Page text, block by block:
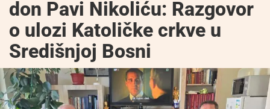
don Pavi Nikoliću: Razgovor
o ulozi Katoličke crkve u
Središnjoj Bosni